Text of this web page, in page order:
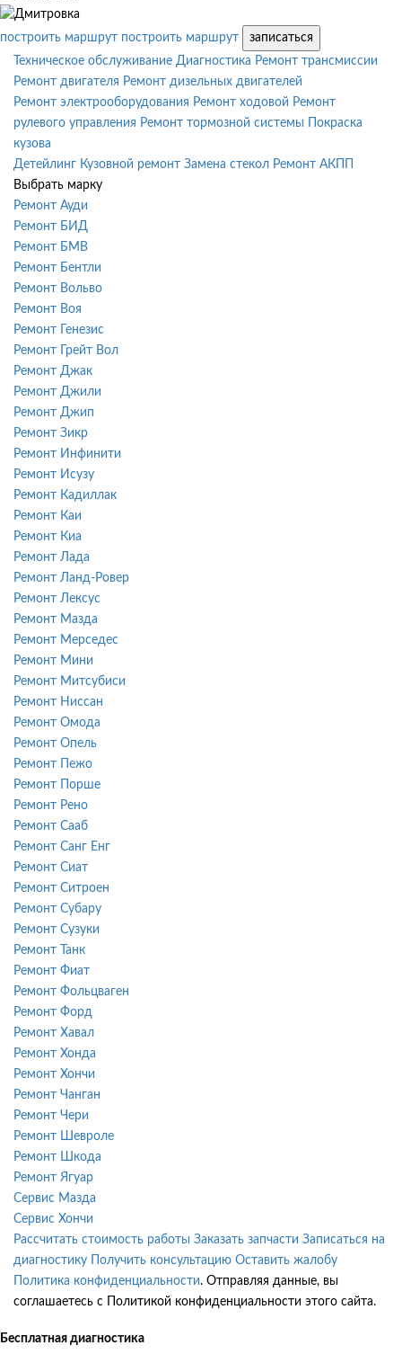
построить маршрут построить маршрут
записаться
Техническое обслуживание Диагностика Ремонт трансмиссии
Ремонт двигателя Ремонт дизельных двигателей
Ремонт электрооборудования Ремонт ходовой Ремонт
рулевого управления Ремонт тормозной системы
Покраска
кузова
Детейлинг Кузовной ремонт Замена стекол Ремонт АКПП
Выбрать марку
Ремонт Ауди
Ремонт БИД
Ремонт БМВ
Ремонт Бентли
Ремонт Вольво
Ремонт Воя
Ремонт Генезис
Ремонт Грейт Вол
Ремонт Джак
Ремонт Джили
Ремонт Джип
Ремонт Зикр
Ремонт Инфинити
Ремонт Исузу
Ремонт Кадиллак
Ремонт Каи
Ремонт Киа
Ремонт Лада
Ремонт Ланд-Ровер
Ремонт Лексус
Ремонт Мазда
Ремонт Мерседес
Ремонт Мини
Ремонт Митсубиси
Ремонт Ниссан
Ремонт Омода
Ремонт Опель
Ремонт Пежо
Ремонт Порше
Ремонт Рено
Ремонт Сааб
Ремонт Санг Енг
Ремонт Сиат
Ремонт Ситроен
Ремонт Субару
Ремонт Сузуки
Ремонт Танк
Ремонт Фиат
Ремонт Фольцваген
Ремонт Форд
Ремонт Хавал
Ремонт Хонда
Ремонт Хончи
Ремонт Чанган
Ремонт Чери
Ремонт Шевроле
Ремонт Шкода
Ремонт Ягуар
Сервис Мазда
Сервис Хончи
Рассчитать стоимость работы Заказать запчасти Записаться на
диагностику
Получить консультацию Оставить жалобу
Политика конфиденциальности. Отправляя данные, вы
соглашаетесь с Политикой конфиденциальности этого сайта.
Бесплатная диагностика